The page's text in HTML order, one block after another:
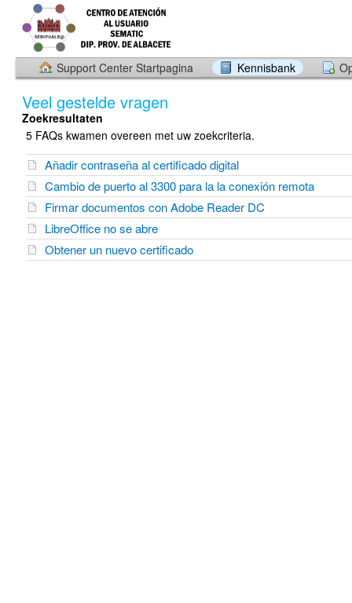
Support Center Startpagina Kennisbank
Veel gestelde vragen
Zoekresultaten
5 FAQs kwamen overeen met uw zoekcriteria.
Añadir contraseña al certificado digital
Cambio de puerto al 3300 para la la conexión remota
Firmar documentos con Adobe Reader DC
LibreOffice no se abre
Obtener un nuevo certificado